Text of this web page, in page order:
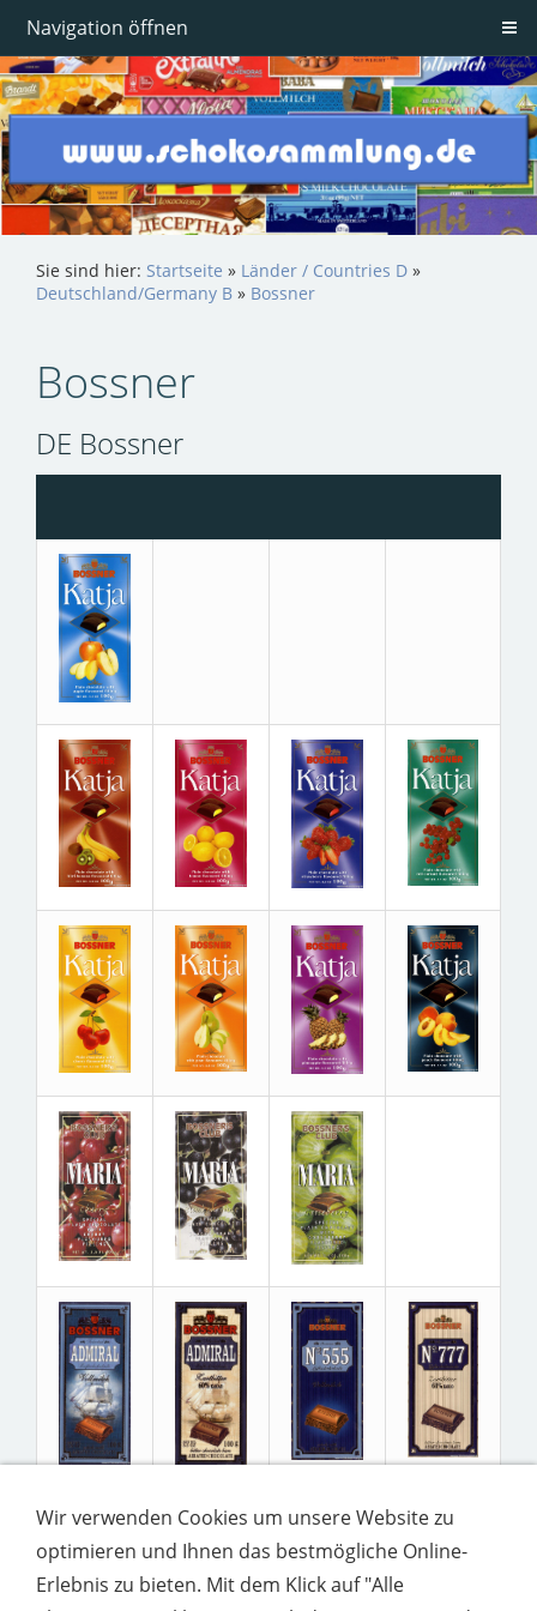
Navigation öffnen
Sie sind hier: Startseite » Länder / Countries D »
Deutschland/Germany B » Bossner
Bossner
DE Bossner
Wir verwenden Cookies um unsere Website zu
optimieren und Ihnen das bestmögliche Online-
Erlebnis zu bieten. Mit dem Klick auf "Alle